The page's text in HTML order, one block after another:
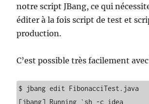
notre script JBang, ce qui
éditer à la fois script de test et
production.
C’est possible très facilement
$ jbang edit FibonacciTest.java
[jbang] Running `sh -c idea